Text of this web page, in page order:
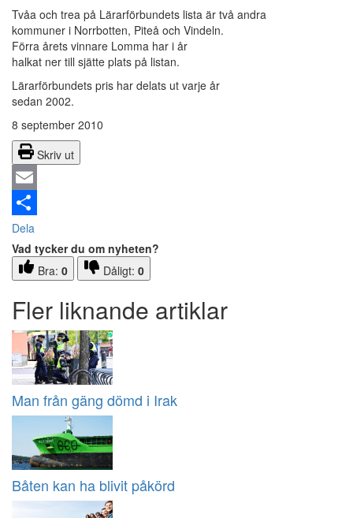
Tvåa och trea på Lärarförbundets lista är två andra
kommuner i Norrbotten, Piteå och Vindeln.
Förra årets vinnare Lomma har i år
halkat ner till sjätte plats på listan.
Lärarförbundets pris har delats ut varje år
sedan 2002.
8 september 2010
Skriv ut
Email
Dela
Vad tycker du om nyheten?
Bra: 0 Dåligt: 0
Fler liknande artiklar
Man från gäng dömd i Irak
Båten kan ha blivit påkörd